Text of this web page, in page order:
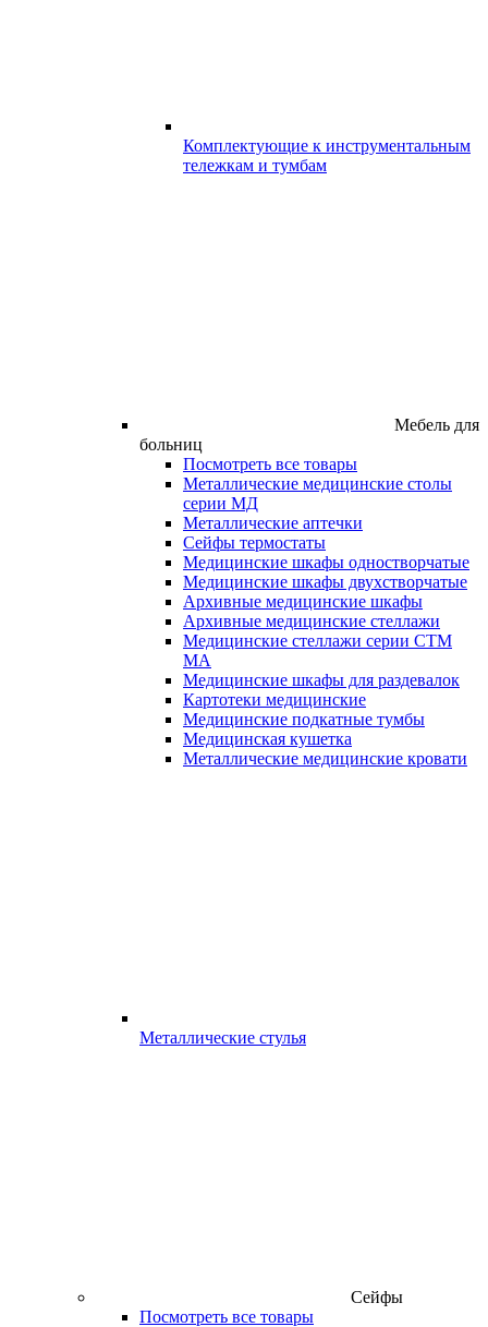
Комплектующие к инструментальным
тележкам и тумбам
Мебель для
больниц
Посмотреть все товары
Металлические медицинские столы
серии МД
Металлические аптечки
Сейфы термостаты
Медицинские шкафы одностворчатые
Медицинские шкафы двухстворчатые
Архивные медицинские шкафы
Архивные медицинские стеллажи
Медицинские стеллажи серии СТМ
МА
Медицинские шкафы для раздевалок
Картотеки медицинские
Медицинские подкатные тумбы
Медицинская кушетка
Металлические медицинские кровати
Металлические стулья
Сейфы
Посмотреть все товары